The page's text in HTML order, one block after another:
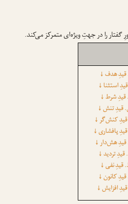
را در جهتِ ویژه‌ای متمرکز می‌کند.
قیدِ هدف↓
استثنا↓
قیدِ شرط↓
تنش↓
کنش‌گر↓
پافشاری↓
هش‌دار↓
تردید↓
قیدِ نفی↓
کانون↓
افزایش↓